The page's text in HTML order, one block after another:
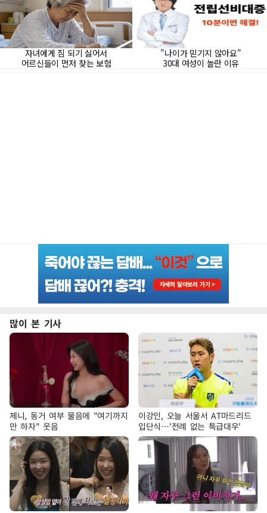
많이 본 기사
제니, 동거 여부 물음에 "여기까지
만 하자" 웃음
이강인, 오늘 서울서 AT마드리드
입단식…'전례 없는 특급대우'